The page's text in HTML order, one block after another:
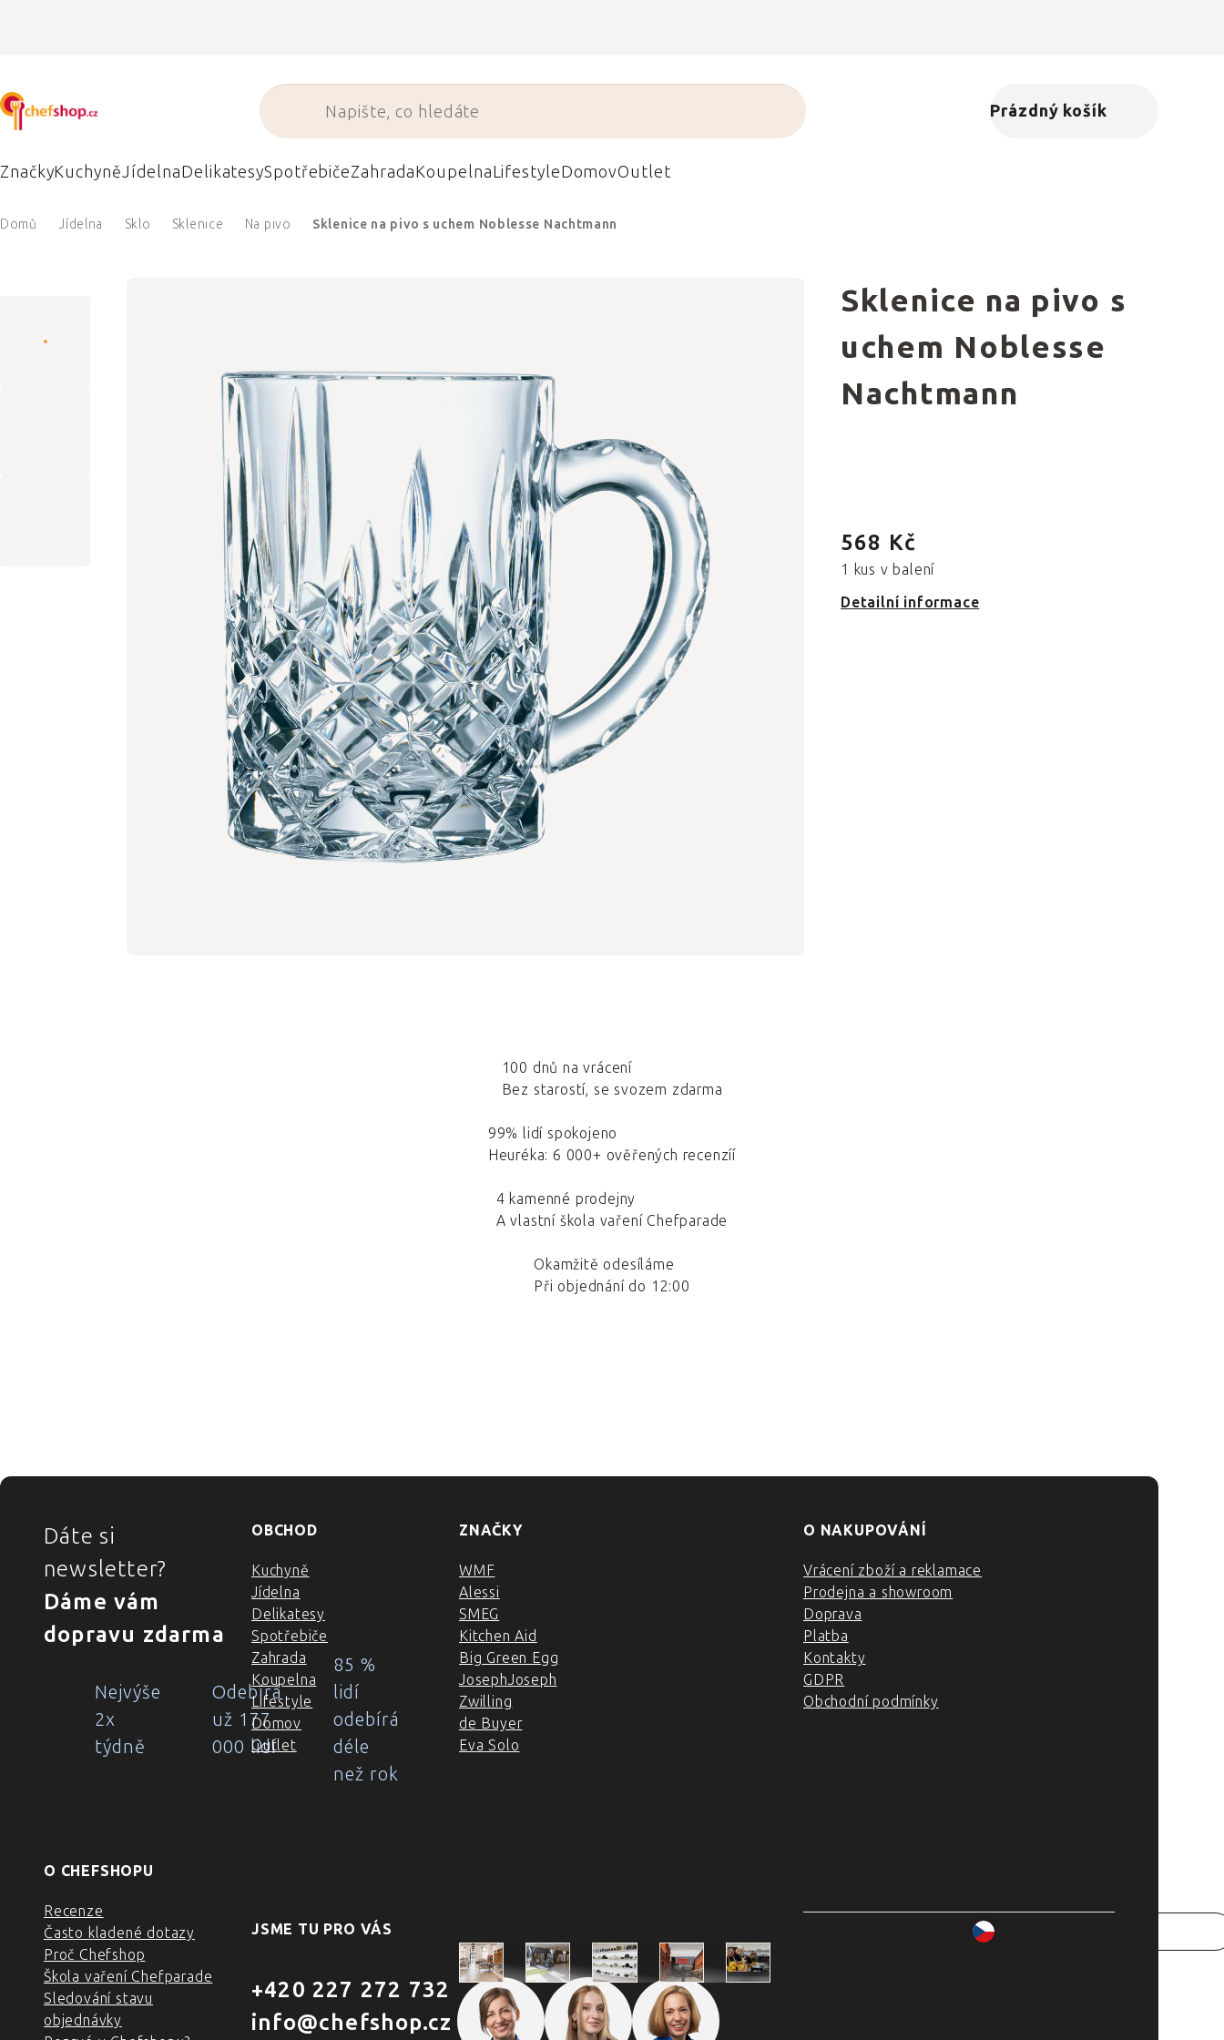
Nákupní košík
Prázdný košík
ZnačkyKuchyněJídelnaDelikatesySpotřebičeZahradaKoupelnaLifestyleDomovOutlet
Domů Jídelna Sklo Sklenice Na pivo Sklenice na pivo s uchem Noblesse Nachtmann
Sklenice na pivo s
uchem Noblesse
Nachtmann
568 Kč
1 kus v balení
Detailní informace
100 dnů na vrácení
Bez starostí, se svozem zdarma
99% lidí spokojeno
Heuréka: 6 000+ ověřených recenzíí
4 kamenné prodejny
A vlastní škola vaření Chefparade
Okamžitě odesíláme
Při objednání do 12:00
ZÁPATÍ
Dáte si
newsletter?
Dáme vám
dopravu zdarma
Nejvýše
2x
týdně
Odebírá
už 177
000 lidí
85 %
lidí
odebírá
déle
než rok
OBCHOD
Kuchyně
Jídelna
Delikatesy
Spotřebiče
Zahrada
Koupelna
Lifestyle
Domov
Outlet
ZNAČKY
WMF
Alessi
SMEG
Kitchen Aid
Big Green Egg
JosephJoseph
Zwilling
de Buyer
Eva Solo
O NAKUPOVÁNÍ
Vrácení zboží a reklamace
Prodejna a showroom
Doprava
Platba
Kontakty
GDPR
Obchodní podmínky
O CHEFSHOPU
Recenze
Často kladené dotazy
Proč Chefshop
Škola vaření Chefparade
Sledování stavu
objednávky
JSME TU PRO VÁS
+420 227 272 732
info@chefshop.cz
Praha Praha
Outlet
Brno
www.chefshop.cz